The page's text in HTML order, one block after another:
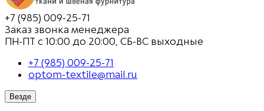
+7 (985) 009-25-71
Заказ звонка менеджера
ПН-ПТ с 10:00 до 20:00, СБ-ВС выходные
+7 (985) 009-25-71
optom-textile@mail.ru
Везде